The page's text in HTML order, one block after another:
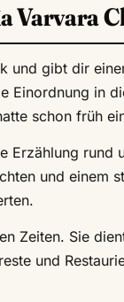
Varvara
und gibt dir
Einordnung in
schon früh
Erzählung rund
und einem
Zeiten. Sie
und